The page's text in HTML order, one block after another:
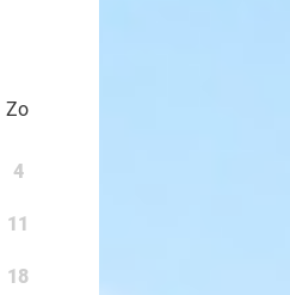
Zo
4
11
18